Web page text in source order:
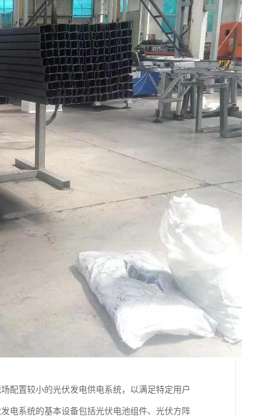
配置较小的光伏发电供电系统，以满足特定用户
电系统的基本设备包括光伏电池组件、光伏方阵